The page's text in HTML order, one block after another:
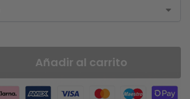
Añadir al carrito